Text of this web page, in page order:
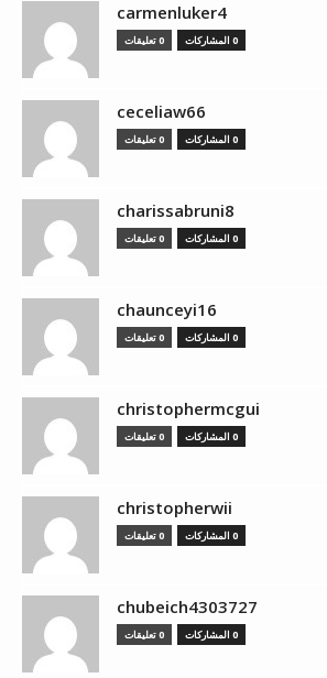
carmenluker4
0 المشاركات 0 تعليقات
ceceliaw66
0 المشاركات 0 تعليقات
charissabruni8
0 المشاركات 0 تعليقات
chaunceyi16
0 المشاركات 0 تعليقات
christophermcgui
0 المشاركات 0 تعليقات
christopherwii
0 المشاركات 0 تعليقات
chubeich4303727
0 المشاركات 0 تعليقات